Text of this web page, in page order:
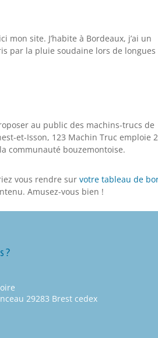
site. J’habite à Bordeaux, j’ai un
par la pluie soudaine lors de longues
au public des machins-trucs de
et-Isson, 123 Machin Truc emploie 2
communauté bouzemontoise.
vous rendre sur votre tableau de
Amusez-vous bien !
?
29283 Brest cedex